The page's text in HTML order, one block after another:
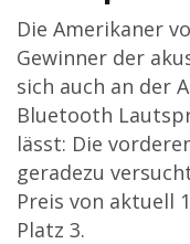
Die Amerikaner
Gewinner der
sich auch an der
Bluetooth
lässt: Die
geradezu
Preis von aktuell
Platz 3.